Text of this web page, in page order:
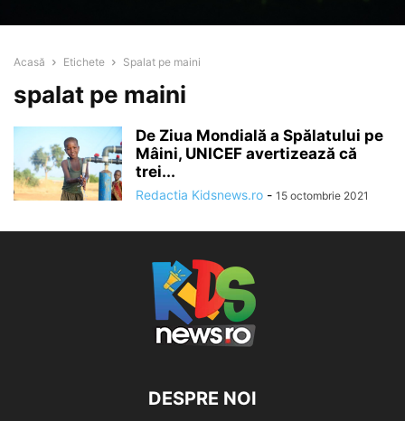
Acasă Etichete Spalat pe maini
spalat pe maini
De Ziua Mondială a Spălatului pe
Mâini, UNICEF avertizează că
trei...
Redactia Kidsnews.ro - 15 octombrie 2021
DESPRE NOI